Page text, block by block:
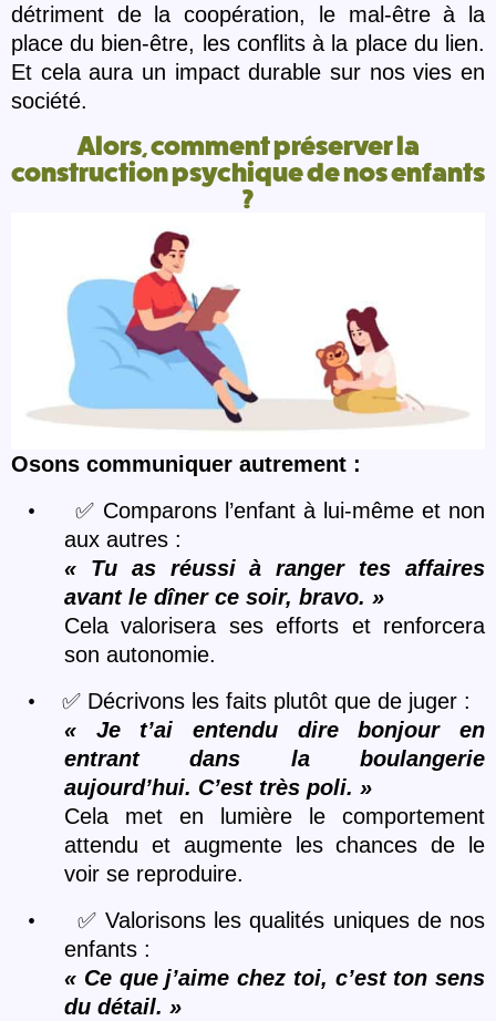
détriment de la coopération, le mal-être à la
place du bien-être, les conflits à la place du lien.
Et cela aura un impact durable sur nos vies en
société.
Alors, comment préserver la
construction psychique de nos enfants
?
Osons communiquer autrement :
•
✅ Comparons l’enfant à lui-même et non
aux autres :
« Tu as réussi à ranger tes affaires
avant le dîner ce soir, bravo. »
Cela valorisera ses efforts et renforcera
son autonomie.
•
✅Décrivons les faits plutôt que de juger :
« Je t’ai entendu dire bonjour en
entrant dans la boulangerie
aujourd’hui. C’est très poli. »
Cela met en lumière le comportement
attendu et augmente les chances de le
voir se reproduire.
•
✅ Valorisons les qualités uniques de nos
enfants :
« Ce que j’aime chez toi, c’est ton sens
du détail. »